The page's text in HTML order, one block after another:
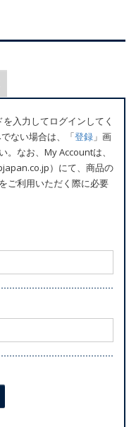
入力してログインしてく
ない場合は、「登録 」画
なお、My Accountは、
）にて、商品の
ご利用いただく際に必要